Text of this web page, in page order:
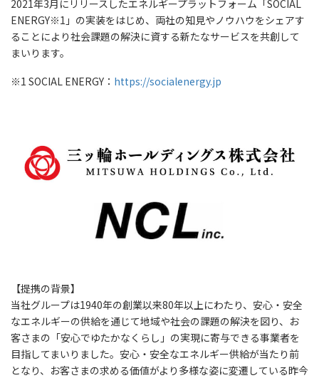
2021年3月にリリースしたエネルギープラットフォーム「SOCIAL
ENERGY※1」の実装をはじめ、両社の知見やノウハウをシェアす
ることにより社会課題の解決に資する新たなサービスを共創して
まいります。
※1 SOCIAL ENERGY： https://socialenergy.jp
【提携の背景】
当社グループは1940年の創業以来80年以上にわたり、安心・安全
なエネルギーの供給を通じて地域や社会の課題の解決を図り、お
客さまの「安心でゆたかなくらし」の実現に寄与できる事業者を
目指してまいりました。安心・安全なエネルギー供給が当たり前
となり、お客さまの求める価値がより多様な姿に変遷している昨今